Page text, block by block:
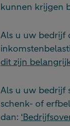
kunnen krijgen
Als u uw bedrijf
dit zijn
Als u uw bedrijf
schenk- of
dan: